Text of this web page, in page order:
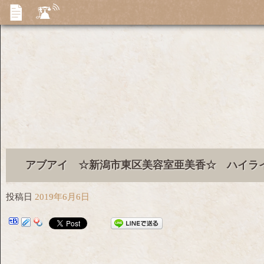
アブアイ ☆新潟市東区美容室亜美香☆ ハイラ
投稿日 2019年6月6日